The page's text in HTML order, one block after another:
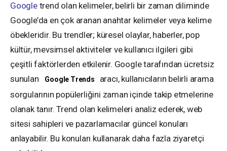
Googletrend olan kelimeler, belirli bir zaman diliminde
Google’da en çok aranan anahtar kelimeler veya kelime
öbekleridir. Bu trendler; küresel olaylar, haberler, pop
kültür, mevsimsel aktiviteler ve kullanıcı ilgileri gibi
çeşitli faktörlerden etkilenir. Google tarafından ücretsiz
sunulan
Google Trends
aracı, kullanıcıların belirli arama
sorgularının popülerliğini zaman içinde takip etmelerine
olanak tanır.Trend olan kelimeleri analiz ederek, web
sitesi sahipleri ve pazarlamacılar güncel konuları
anlayabilir. Bu konuları kullanarak daha fazla ziyaretçi